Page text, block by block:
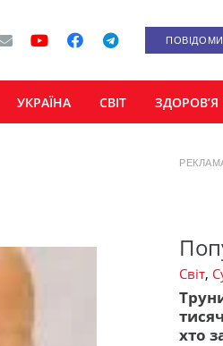
УКРАЇНА СВІТ ЗДОРОВ’Я
Світ,
хто